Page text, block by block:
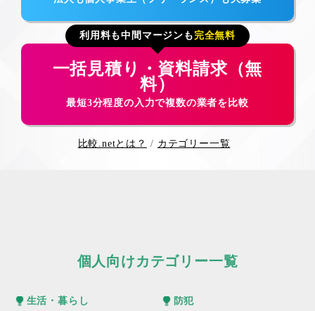
利用料も中間マージンも 完全無料
一括見積り・資料請求（無
料）
最短3分程度の入力で複数の業者を比較
比較.netとは？ カテゴリー一覧
個人向けカテゴリー一覧
生活・暮らし
防犯